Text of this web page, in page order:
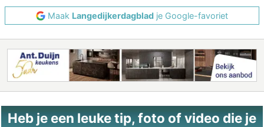
Maak Langedijkerdagblad je Google-favoriet
Heb je een leuke tip, foto of video die je